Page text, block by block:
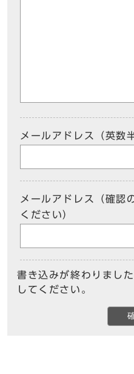
メールアドレス（英数
メールアドレス（確認
ください）
書き込みが終わりまし
してください。